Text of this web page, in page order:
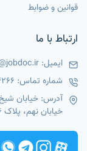
قوانین و ضوابط
ارتباط با ما
ایمیل:
شماره تماس:
آدرس: خیابان شیخ
خیابان نهم، پلاک 6